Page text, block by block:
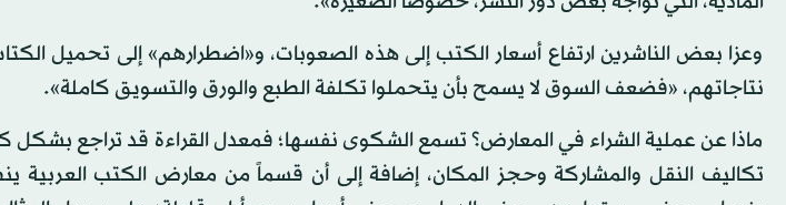
وعزا بعض الناشرين ارتفاع أسعار الكتب إلى هذه الصعوبات، و«اضطرارهم» إلى تحميل
نتاجاتهم، «فضعف السوق لا يسمح بأن يتحملوا تكلفة الطبع والورق والتسويق كاملة».
ماذا عن عملية الشراء في المعارض؟ تسمع الشكوى نفسها؛ فمعدل القراءة قد تراجع بشكل
تكاليف النقل والمشاركة وحجز المكان، إضافة إلى أن قسماً من معارض الكتب العربية